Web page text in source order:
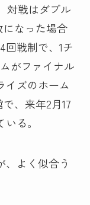
対戦はダブル
になった場合
戦制で、1チ
がファイナル
イズのホーム
、来年2月17
る。
、よく似合う